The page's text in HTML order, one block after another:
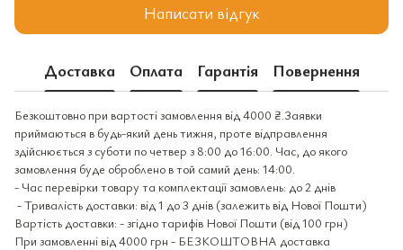
Написати відгук
Доставка Оплата Гарантія Повернення
Безкоштовно при вартості замовлення від 4000 ₴.Заявки
приймаються в будь-який день тижня, проте відправлення
здійснюється з суботи по четвер з 8:00 до 16:00. Час, до якого
замовлення буде оброблено в той самий день: 14:00.
- Час перевірки товару та комплектації замовлень: до 2 днів
- Тривалість доставки: від 1 до 3 днів (залежить від Нової Пошти)
Вартість доставки: - згідно тарифів Нової Пошти (від 100 грн)
При замовленні від 4000 грн - БЕЗКОШТОВНА доставка